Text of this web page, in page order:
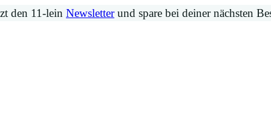
den 11-lein Newsletterund spare bei deiner nächsten